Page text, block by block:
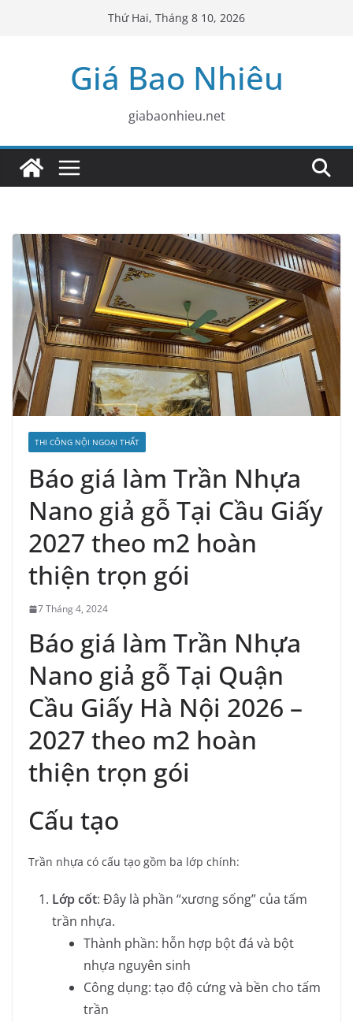
Thứ Hai, Tháng 8 10, 2026
Giá Bao Nhiêu
giabaonhieu.net
THI CÔNG NỘI NGOẠI THẤT
Báo giá làm Trần Nhựa
Nano giả gỗ Tại Cầu Giấy
2027 theo m2 hoàn
thiện trọn gói
7 Tháng 4, 2024
Báo giá làm Trần Nhựa
Nano giả gỗ Tại Quận
Cầu Giấy Hà Nội 2026 –
2027 theo m2 hoàn
thiện trọn gói
Cấu tạo
Trần nhựa có cấu tạo gồm ba lớp chính:
Lớp cốt: Đây là phần “xương sống” của tấm
trần nhựa.
Thành phần: hỗn hợp bột đá và bột
nhựa nguyên sinh
Công dụng: tạo độ cứng và bền cho tấm
trần